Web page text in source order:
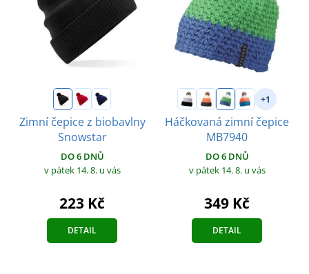
Zimní čepice z biobavlny
Snowstar
DO 6 DNŮ
v pátek 14. 8. u vás
223 Kč
DETAIL
+1
Háčkovaná zimní čepice
MB7940
DO 6 DNŮ
v pátek 14. 8. u vás
349 Kč
DETAIL